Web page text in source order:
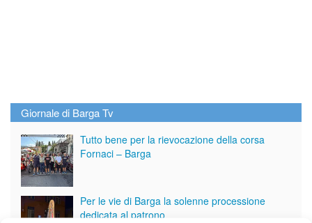
Giornale di Barga Tv
Tutto bene per la rievocazione della corsa
Fornaci – Barga
Per le vie di Barga la solenne processione
dedicata al patrono